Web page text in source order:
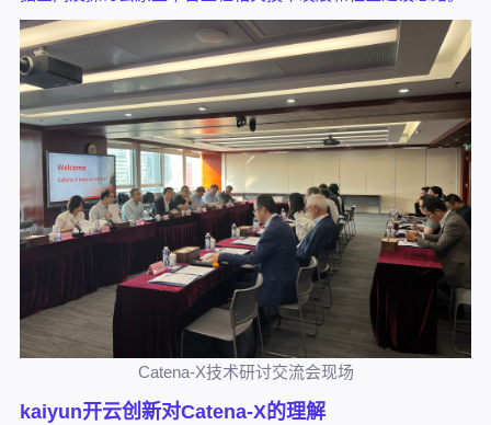
Catena-X技术研讨交流会现场
kaiyun开云创新对Catena-X的理解